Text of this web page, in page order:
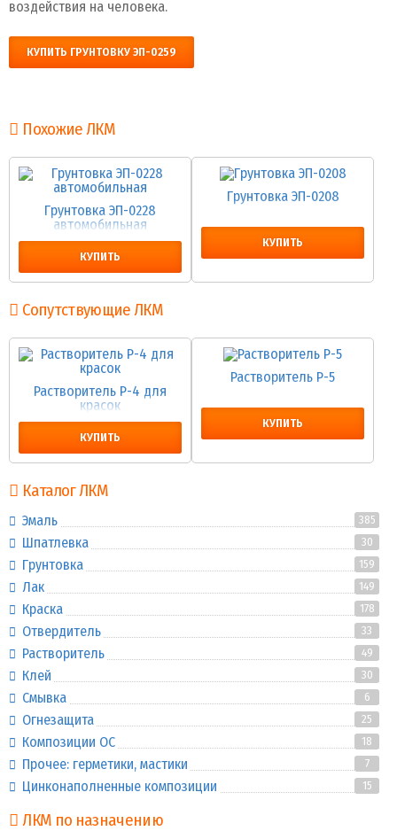
воздействия на человека.
КУПИТЬ ГРУНТОВКУ ЭП-0259
Похожие ЛКМ
Грунтовка ЭП-0228
автомобильная
КУПИТЬ
Грунтовка ЭП-0208
КУПИТЬ
Сопутствующие ЛКМ
Растворитель Р-4 для
красок
КУПИТЬ
Растворитель Р-5
КУПИТЬ
Каталог ЛКМ
Эмаль 385
Шпатлевка 30
Грунтовка 159
Лак 149
Краска 178
Отвердитель 33
Растворитель 49
Клей 30
Смывка 6
Огнезащита 25
Композиции ОС 18
Прочее: герметики, мастики 7
Цинконаполненные композиции 15
ЛКМ по назначению